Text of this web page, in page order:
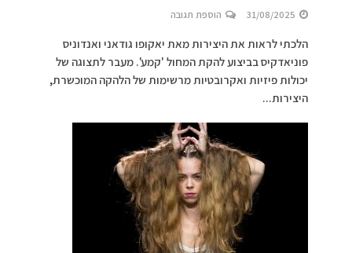
31/08/2025 הוספת תגובה
הלכתי לראות את היצירות מאת יאקופו גודאני ואנדוניס
פוניאדקיס בביצוע להקת המחול 'קמע'. מעבר לתצוגה של
יכולות פיזיות ואקרובטיות מרשימות של הלהקה המוכשרת,
היצירות...